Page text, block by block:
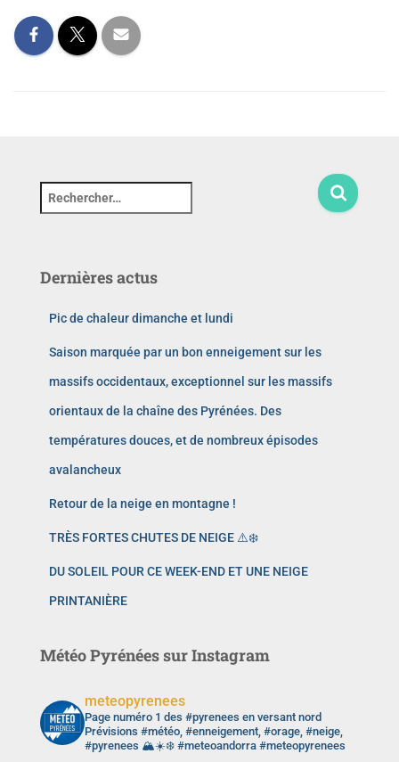
Dernières actus
Pic de chaleur dimanche et lundi
Saison marquée par un bon enneigement sur les
massifs occidentaux, exceptionnel sur les massifs
orientaux de la chaîne des Pyrénées. Des
températures douces, et de nombreux épisodes
avalancheux
Retour de la neige en montagne !
TRÈS FORTES CHUTES DE NEIGE ⚠️❄️
DU SOLEIL POUR CE WEEK-END ET UNE NEIGE
PRINTANIÈRE
Météo Pyrénées sur Instagram
meteopyrenees
Page numéro 1 des #pyrenees en versant nord
Prévisions #météo, #enneigement, #orage, #neige,
#pyrenees 🏔️☀️❄️ #meteoandorra #meteopyrenees